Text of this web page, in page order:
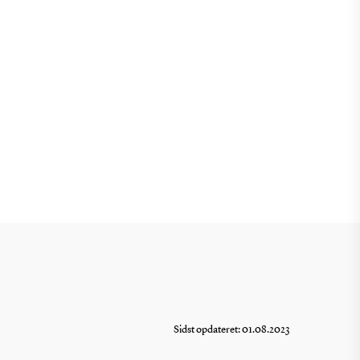
Sidst opdateret: 01.08.2023